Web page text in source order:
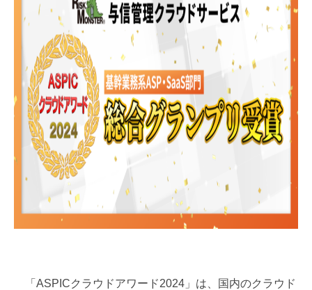
「ASPICクラウドアワード2024」は、国内のクラウド